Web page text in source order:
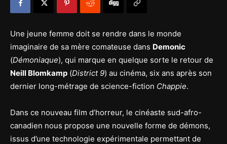
Une jeune femme doit se rendre dans le monde
imaginaire de sa mère comateuse dans Demonic
(Démoniaque), qui marque en quelque sorte le retour de
Neill Blomkamp (District 9) au cinéma, six ans après son
dernier long-métrage de science-fiction Chappie.
Dans ce nouveau film d’horreur, le cinéaste sud-afro-
canadien nous propose une nouvelle forme de démons,
issus d’une technologie expérimentale permettant de